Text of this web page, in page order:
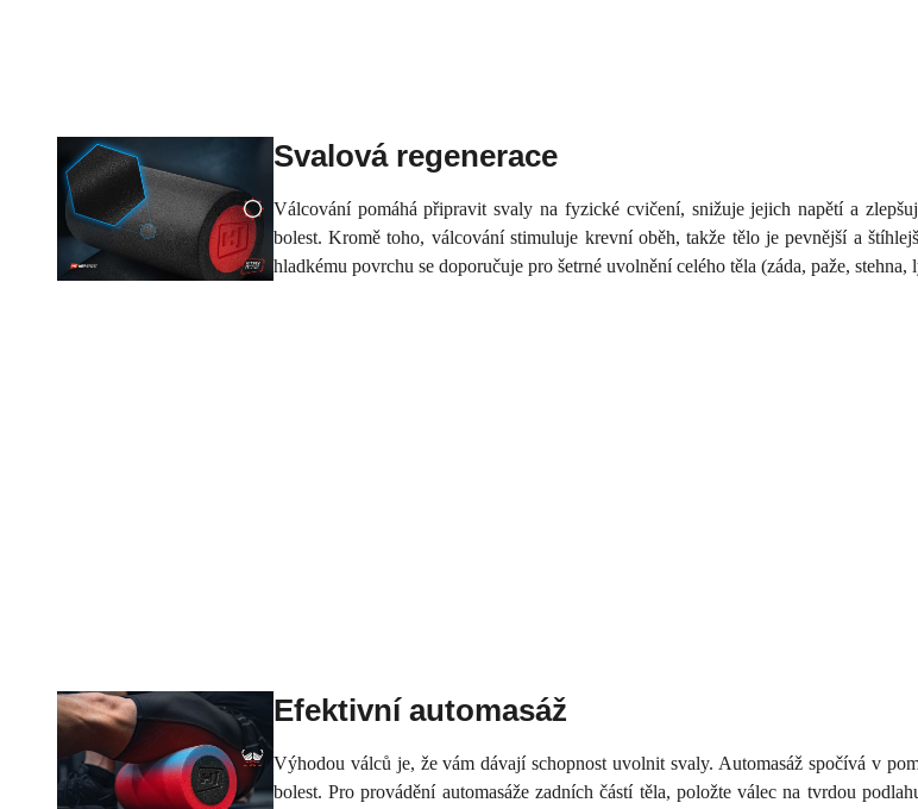
Svalová regenerace
Válcování pomáhá připravit svaly na fyzické cvičení, snižuje jejich napětí a
bolest. Kromě toho, válcování stimuluje krevní oběh, takže tělo je pevnější a
hladkému povrchu se doporučuje pro šetrné uvolnění celého těla (záda, paže, stehna,
Efektivní automasáž
Výhodou válců je, že vám dávají schopnost uvolnit svaly. Automasáž spočívá v
bolest. Pro provádění automasáže zadních částí těla, položte válec na tvrdou